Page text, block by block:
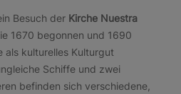
Besuch der Kirche Nuestra
1670 begonnen und 1690
als kulturelles Kulturgut
Schiffe und zwei
befinden sich verschiedene,